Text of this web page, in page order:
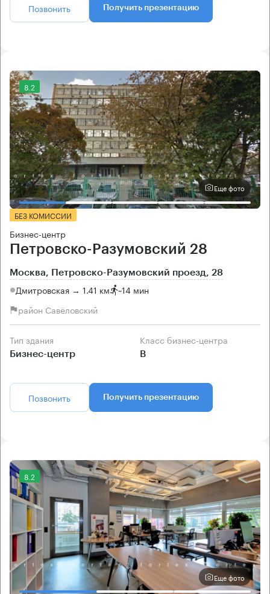
Позвонить Получить презентацию
8.2
Еще фото
БЕЗ КОМИССИИ
Бизнес-центр
Петровско-Разумовский 28
Москва, Петровско-Разумовский проезд, 28
Дмитровская → 1.41 км ~14 мин
район Савёловский
Тип здания
Бизнес-центр
Класс бизнес-центра
B
Позвонить Получить презентацию
8.2
Еще фото